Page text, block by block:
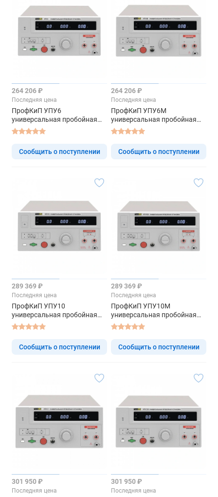
264 206 ₽
Последняя цена
ПрофКиП УПУ6
универсальная пробойная
установка
Сообщить о поступлении
264 206 ₽
Последняя цена
ПрофКиП УПУ6М
универсальная пробойная
установка
Сообщить о поступлении
289 369 ₽
Последняя цена
ПрофКиП УПУ10
универсальная пробойная
установка
Сообщить о поступлении
289 369 ₽
Последняя цена
ПрофКиП УПУ10М
универсальная пробойная
установка
Сообщить о поступлении
301 950 ₽
Последняя цена
301 950 ₽
Последняя цена